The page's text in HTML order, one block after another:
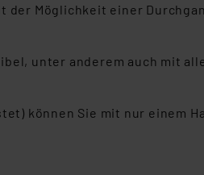
der Möglichkeit einer
unter anderem auch mit
können Sie mit nur einem